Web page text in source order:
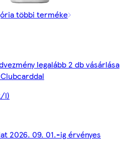
többi terméke
legalább 2 db vásárlása
l)
2026. 09. 01.-ig érvényes